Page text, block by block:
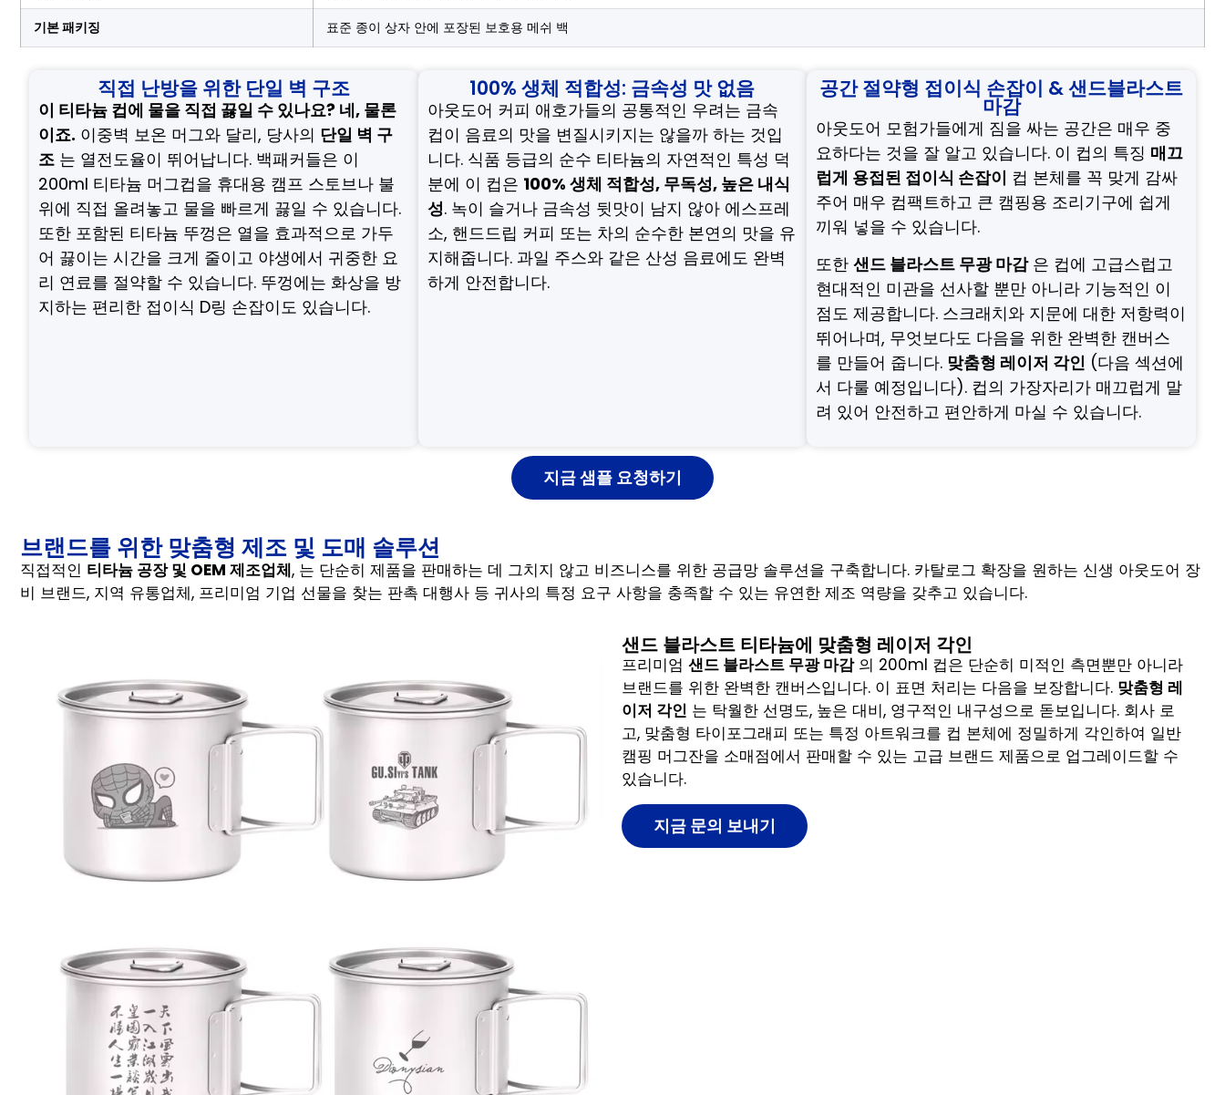
기본 패키징 표준 종이 상자 안에 포장된 보호용 메쉬 백
직접 난방을 위한 단일 벽 구조
이 티타늄 컵에 물을 직접 끓일 수 있나요? 네, 물론
이죠. 이중벽 보온 머그와 달리, 당사의 단일 벽 구
조 는 열전도율이 뛰어납니다. 백패커들은 이
200ml 티타늄 머그컵을 휴대용 캠프 스토브나 불
위에 직접 올려놓고 물을 빠르게 끓일 수 있습니다.
또한 포함된 티타늄 뚜껑은 열을 효과적으로 가두
어 끓이는 시간을 크게 줄이고 야생에서 귀중한 요
리 연료를 절약할 수 있습니다. 뚜껑에는 화상을 방
지하는 편리한 접이식 D링 손잡이도 있습니다.
100% 생체 적합성: 금속성 맛 없음
아웃도어 커피 애호가들의 공통적인 우려는 금속
컵이 음료의 맛을 변질시키지는 않을까 하는 것입
니다. 식품 등급의 순수 티타늄의 자연적인 특성 덕
분에 이 컵은 100% 생체 적합성, 무독성, 높은 내식
성. 녹이 슬거나 금속성 뒷맛이 남지 않아 에스프레
소, 핸드드립 커피 또는 차의 순수한 본연의 맛을 유
지해줍니다. 과일 주스와 같은 산성 음료에도 완벽
하게 안전합니다.
공간 절약형 접이식 손잡이 & 샌드블라스트
마감
아웃도어 모험가들에게 짐을 싸는 공간은 매우 중
요하다는 것을 잘 알고 있습니다. 이 컵의 특징 매끄
럽게 용접된 접이식 손잡이 컵 본체를 꼭 맞게 감싸
주어 매우 컴팩트하고 큰 캠핑용 조리기구에 쉽게
끼워 넣을 수 있습니다.
또한샌드 블라스트 무광 마감은 컵에 고급스럽고
현대적인 미관을 선사할 뿐만 아니라 기능적인 이
점도 제공합니다. 스크래치와 지문에 대한 저항력이
뛰어나며, 무엇보다도 다음을 위한 완벽한 캔버스
를 만들어 줍니다. 맞춤형 레이저 각인 (다음 섹션에
서 다룰 예정입니다). 컵의 가장자리가 매끄럽게 말
려 있어 안전하고 편안하게 마실 수 있습니다.
지금 샘플 요청하기
브랜드를 위한 맞춤형 제조 및 도매 솔루션
직접적인 티타늄 공장 및 OEM 제조업체, 는 단순히 제품을 판매하는 데 그치지 않고 비즈니스를 위한 공급망 솔루션을 구축합니다. 카탈로그 확장을 원하는 신생 아웃도어 장
비 브랜드, 지역 유통업체, 프리미엄 기업 선물을 찾는 판촉 대행사 등 귀사의 특정 요구 사항을 충족할 수 있는 유연한 제조 역량을 갖추고 있습니다.
샌드 블라스트 티타늄에 맞춤형 레이저 각인
프리미엄 샌드 블라스트 무광 마감의 200ml 컵은 단순히 미적인 측면뿐만 아니라
브랜드를 위한 완벽한 캔버스입니다. 이 표면 처리는 다음을 보장합니다. 맞춤형 레
이저 각인 는 탁월한 선명도, 높은 대비, 영구적인 내구성으로 돋보입니다. 회사 로
고, 맞춤형 타이포그래피 또는 특정 아트워크를 컵 본체에 정밀하게 각인하여 일반
캠핑 머그잔을 소매점에서 판매할 수 있는 고급 브랜드 제품으로 업그레이드할 수
있습니다.
지금 문의 보내기